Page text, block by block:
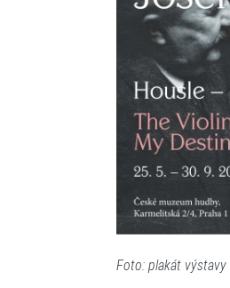
Foto: plakát